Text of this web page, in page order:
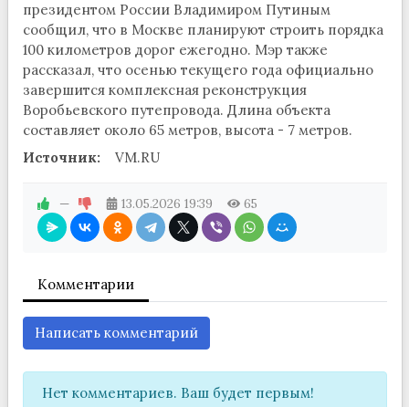
президентом России Владимиром Путиным
сообщил, что в Москве планируют строить порядка
100 километров дорог ежегодно. Мэр также
рассказал, что осенью текущего года официально
завершится комплексная реконструкция
Воробьевского путепровода. Длина объекта
составляет около 65 метров, высота - 7 метров.
Источник:
VM.RU
— 13.05.2026 19:39 65
Комментарии
Написать комментарий
Нет комментариев. Ваш будет первым!